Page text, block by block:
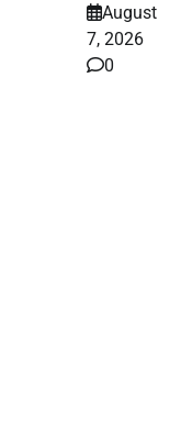
August
7, 2026
0